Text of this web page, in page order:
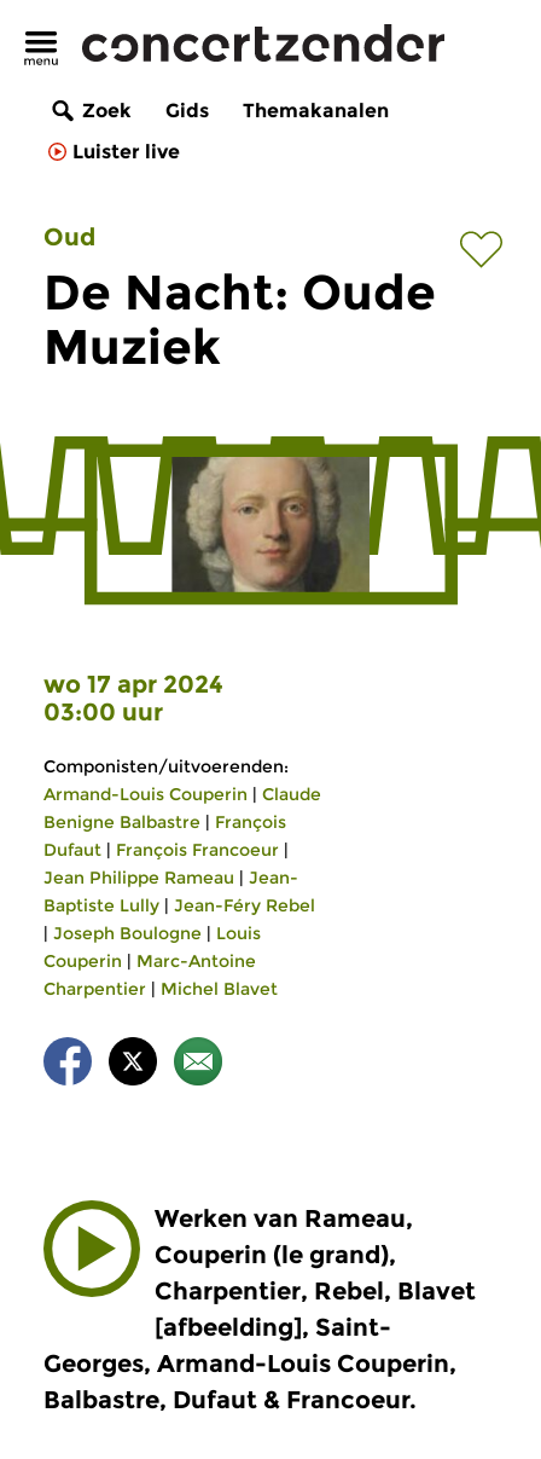
Zoek Gids
Themakanalen
Luister live
Oud
De Nacht: Oude
Muziek
wo 17 apr 2024
03:00 uur
Componisten/uitvoerenden:
Armand-Louis Couperin | Claude
Benigne Balbastre | François
Dufaut | François Francoeur |
Jean Philippe Rameau | Jean-
Baptiste Lully | Jean-Féry Rebel
| Joseph Boulogne | Louis
Couperin | Marc-Antoine
Charpentier | Michel Blavet
Werken van Rameau,
Couperin (le grand),
Charpentier, Rebel, Blavet
[afbeelding], Saint-
Georges, Armand-Louis Couperin,
Balbastre, Dufaut & Francoeur.